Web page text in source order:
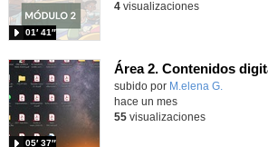
01′ 41″
4visualizaciones
Área 2. Contenidos
Contenido educativo.
subido por M.elena G.
05′ 37″
hace un mes
55visualizaciones